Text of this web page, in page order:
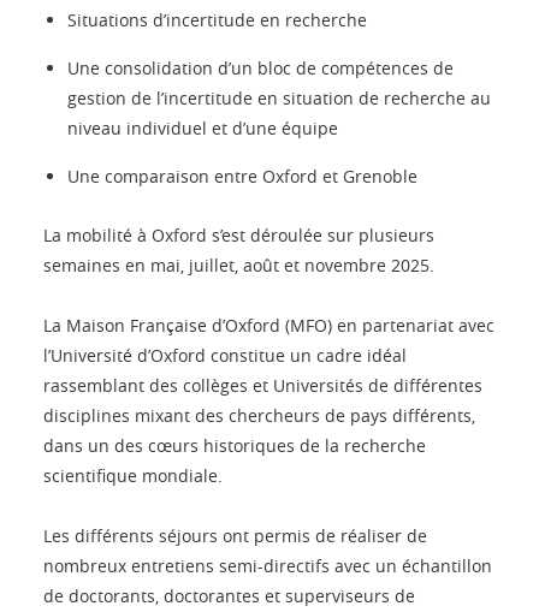
Situations d’incertitude en recherche
Une consolidation d’un bloc de compétences de
gestion de l’incertitude en situation de recherche au
niveau individuel et d’une équipe
Une comparaison entre Oxford et Grenoble
La mobilité à Oxford s’est déroulée sur plusieurs
semaines en mai, juillet, août et novembre 2025.
La Maison Française d’Oxford (MFO) en partenariat avec
l’Université d’Oxford constitue un cadre idéal
rassemblant des collèges et Universités de différentes
disciplines mixant des chercheurs de pays différents,
dans un des cœurs historiques de la recherche
scientifique mondiale.
Les différents séjours ont permis de réaliser de
nombreux entretiens semi-directifs avec un échantillon
de doctorants, doctorantes et superviseurs de